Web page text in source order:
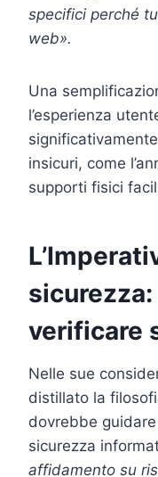
specifici perché
web».
Una
l’esperienza
insicuri, come
supporti fisici
verificare
Nelle sue
distillato la
dovrebbe
sicurezza
affidamento su